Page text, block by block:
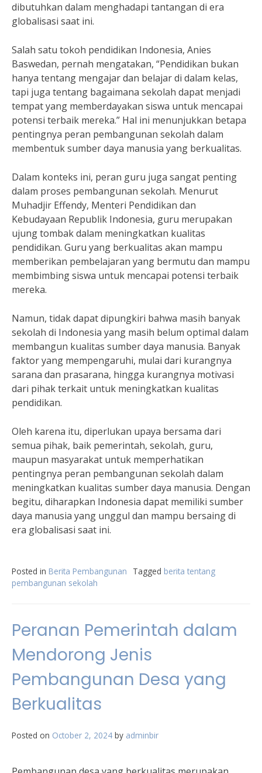
dibutuhkan dalam menghadapi tantangan di era
globalisasi saat ini.
Salah satu tokoh pendidikan Indonesia, Anies
Baswedan, pernah mengatakan, “Pendidikan bukan
hanya tentang mengajar dan belajar di dalam kelas,
tapi juga tentang bagaimana sekolah dapat menjadi
tempat yang memberdayakan siswa untuk mencapai
potensi terbaik mereka.” Hal ini menunjukkan betapa
pentingnya peran pembangunan sekolah dalam
membentuk sumber daya manusia yang berkualitas.
Dalam konteks ini, peran guru juga sangat penting
dalam proses pembangunan sekolah. Menurut
Muhadjir Effendy, Menteri Pendidikan dan
Kebudayaan Republik Indonesia, guru merupakan
ujung tombak dalam meningkatkan kualitas
pendidikan. Guru yang berkualitas akan mampu
memberikan pembelajaran yang bermutu dan mampu
membimbing siswa untuk mencapai potensi terbaik
mereka.
Namun, tidak dapat dipungkiri bahwa masih banyak
sekolah di Indonesia yang masih belum optimal dalam
membangun kualitas sumber daya manusia. Banyak
faktor yang mempengaruhi, mulai dari kurangnya
sarana dan prasarana, hingga kurangnya motivasi
dari pihak terkait untuk meningkatkan kualitas
pendidikan.
Oleh karena itu, diperlukan upaya bersama dari
semua pihak, baik pemerintah, sekolah, guru,
maupun masyarakat untuk memperhatikan
pentingnya peran pembangunan sekolah dalam
meningkatkan kualitas sumber daya manusia. Dengan
begitu, diharapkan Indonesia dapat memiliki sumber
daya manusia yang unggul dan mampu bersaing di
era globalisasi saat ini.
Posted in Berita Pembangunan Tagged berita tentang
pembangunan sekolah
Peranan Pemerintah dalam
Mendorong Jenis
Pembangunan Desa yang
Berkualitas
Posted on October 2, 2024 by adminbir